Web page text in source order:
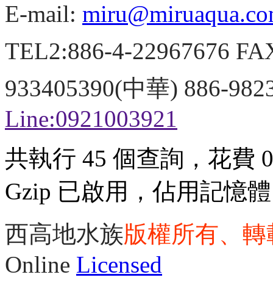
E-mail:
TEL2:886-4-22967676
933405390(中華) 886-
Line:0921003921
共執行 45 個查詢，花費
Gzip 已啟用，佔用記憶
西高地水族版權所有、
Online Licensed